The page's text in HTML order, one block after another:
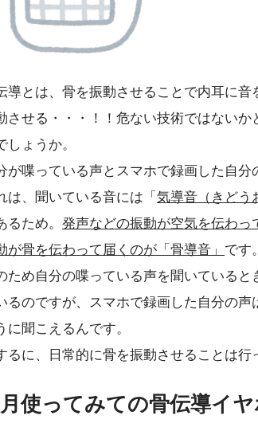
とは、骨を振動させることで内耳に音
させる・・・！！危ない技術ではない
しょうか。
喋っている声とスマホで録画した自分
、聞いている音には「 気導音（きどう
るため。 発声などの振動が空気を伝わっ
が骨を伝わって届くのが「骨導音」 です。
め自分の喋っている声を聞いていると
るのですが、スマホで録画した自分の
に聞こえるんです。
に、日常的に骨を振動させることは行
使ってみての骨伝導イ